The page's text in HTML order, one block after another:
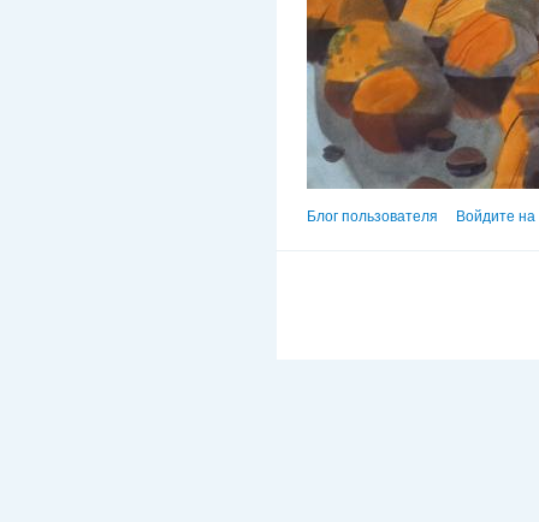
Блог пользователя Войдите на